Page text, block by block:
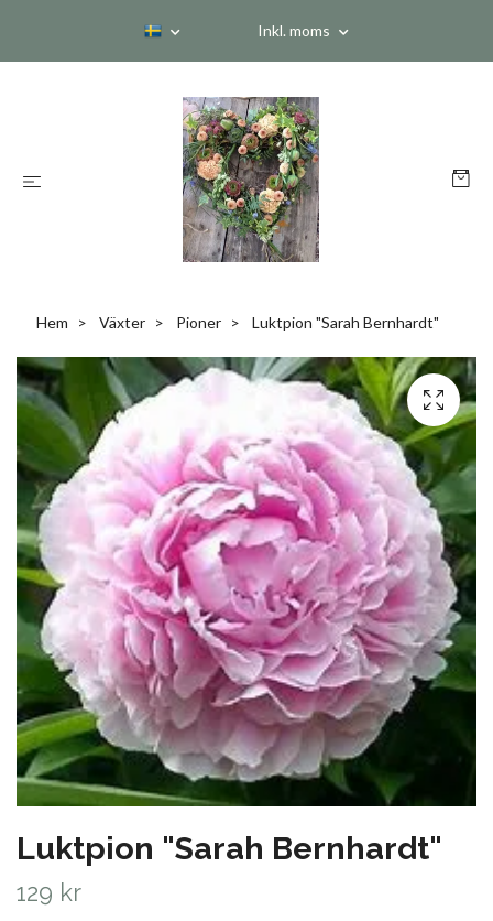
Inkl. moms
Hem Växter Pioner Luktpion "Sarah Bernhardt"
Luktpion "Sarah Bernhardt"
129 kr